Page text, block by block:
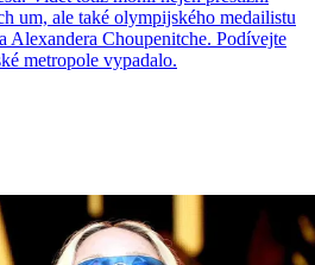
um, ale také olympijského medailistu
Alexandera Choupenitche. Podívejte
metropole vypadalo.